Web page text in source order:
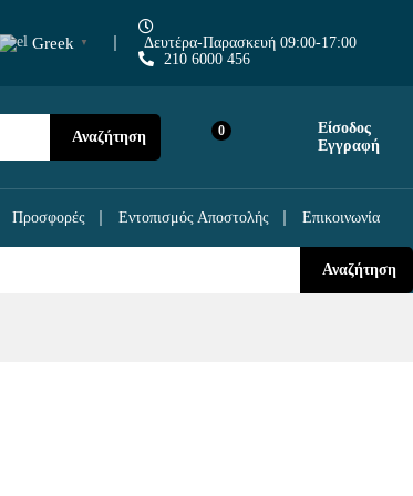
Greek ▼
Δευτέρα-Παρασκευή 09:00-17:00
210 6000 456
Αναζήτηση 0
Είσοδος
Εγγραφή
Προσφορές Εντοπισμός Αποστολής Επικοινωνία
Αναζήτηση